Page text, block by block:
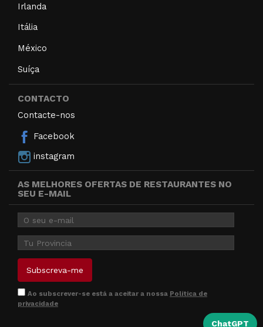
ChatGPT
Irlanda
Itália
México
Suíça
CONTACTO
Contacte-nos
Facebook
instagram
AS MELHORES OFERTAS DE RESTAURANTES NO
SEU E-MAIL
Ao subscrever-se está a aceitar a nossa Política de
privacidade